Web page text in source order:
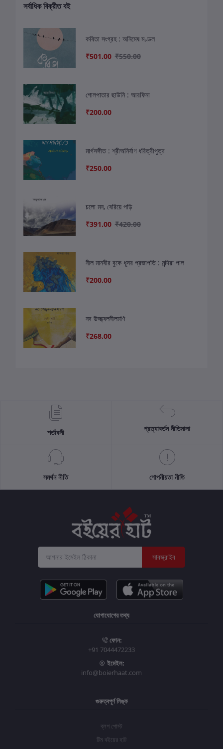
সর্বাধিক বিক্রীত বই
কবিতা সংগ্রহ : অনিমেষ মণ্ডল
₹501.00 ₹550.00
গোলপাতার ছাউনি : আরফিনা
₹200.00
মার্গসঙ্গীত : শ্রীঅনির্বাণ ধরিত্রীপুত্র
₹250.00
চলো মন, বেরিয়ে পড়ি
₹391.00 ₹420.00
নীল মানবীর বুকে ধূসর প্রজাপতি : মন্দিরা পাল
₹200.00
নব উজ্জ্বলনীলমণি
₹268.00
শর্তাবলী প্রত্যাবর্তন নীতিমালা
সমর্থন নীতি গোপনীয়তা নীতি
সাবস্ক্রাইব
যোগাযোগের তথ্য
ফোন:
+91 7044472233
ইমেইল:
info@boierhaat.com
গুরুত্বপূর্ণ লিঙ্ক
ব্লগ পোস্ট
টিম বইয়ের হাট